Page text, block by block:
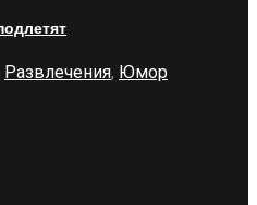
Развлечения, Юмор